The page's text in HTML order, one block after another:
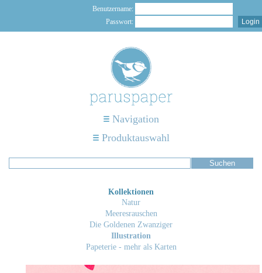
Benutzername:
Passwort:
Navigation
Produktauswahl
Kollektionen
Natur
Meeresrauschen
Die Goldenen Zwanziger
Illustration
Papeterie - mehr als Karten